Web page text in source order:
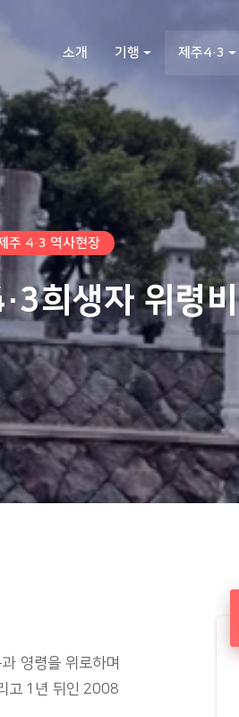
소개 기행 제주4·3
주 4·3 역사현장
희생자 위령비
영령을 위로하며
고 1년 뒤인 2008